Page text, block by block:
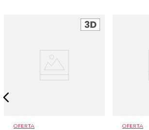
OFERTA OFERTA